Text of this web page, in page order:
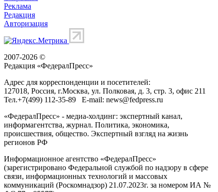
Реклама
Редакция
Авторизация
2007-2026 ©
Редакция «ФедералПресс»
Адрес для корреспонденции и посетителей:
127018, Россия, г.Москва, ул. Полковая, д. 3, стр. 3, офис 211
Тел.+7(499) 112-35-89 E-mail: news@fedpress.ru
«ФедералПресс» - медиа-холдинг: экспертный канал,
информагентства, журнал. Политика, экономика,
происшествия, общество. Экспертный взгляд на жизнь
регионов РФ
Информационное агентство «ФедералПресс»
(зарегистрировано Федеральной службой по надзору в сфере
связи, информационных технологий и массовых
коммуникаций (Роскомнадзор) 21.07.2023г. за номером ИА №